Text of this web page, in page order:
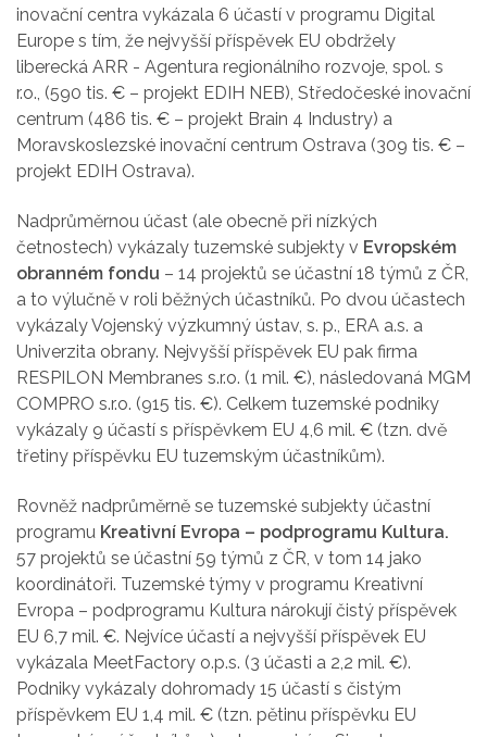
inovační centra vykázala 6 účastí v programu Digital
Europe s tím, že nejvyšší příspěvek EU obdržely
liberecká ARR - Agentura regionálního rozvoje, spol. s
r.o., (590 tis. € – projekt EDIH NEB), Středočeské inovační
centrum (486 tis. € – projekt Brain 4 Industry) a
Moravskoslezské inovační centrum Ostrava (309 tis. € –
projekt EDIH Ostrava).
Nadprůměrnou účast (ale obecně při nízkých
četnostech) vykázaly tuzemské subjekty v Evropském
obranném fondu – 14 projektů se účastní 18 týmů z ČR,
a to výlučně v roli běžných účastníků. Po dvou účastech
vykázaly Vojenský výzkumný ústav, s. p., ERA a.s. a
Univerzita obrany. Nejvyšší příspěvek EU pak firma
RESPILON Membranes s.r.o. (1 mil. €), následovaná MGM
COMPRO s.r.o. (915 tis. €). Celkem tuzemské podniky
vykázaly 9 účastí s příspěvkem EU 4,6 mil. € (tzn. dvě
třetiny příspěvku EU tuzemským účastníkům).
Rovněž nadprůměrně se tuzemské subjekty účastní
programu Kreativní Evropa – podprogramu Kultura.
57 projektů se účastní 59 týmů z ČR, v tom 14 jako
koordinátoři. Tuzemské týmy v programu Kreativní
Evropa – podprogramu Kultura nárokují čistý příspěvek
EU 6,7 mil. €. Nejvíce účastí a nejvyšší příspěvek EU
vykázala MeetFactory o.p.s. (3 účasti a 2,2 mil. €).
Podniky vykázaly dohromady 15 účastí s čistým
příspěvkem EU 1,4 mil. € (tzn. pětinu příspěvku EU